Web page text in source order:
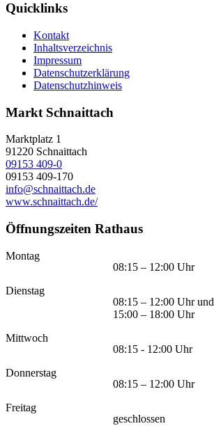
Quicklinks
Kontakt
Inhaltsverzeichnis
Impressum
Datenschutzerklärung
Datenschutzhinweis
Markt Schnaittach
Marktplatz 1
91220 Schnaittach
09153 409-0
09153 409-170
info@schnaittach.de
www.schnaittach.de/
Öffnungszeiten Rathaus
Montag
08:15 – 12:00 Uhr
Dienstag
08:15 – 12:00 Uhr und
15:00 – 18:00 Uhr
Mittwoch
08:15 - 12:00 Uhr
Donnerstag
08:15 – 12:00 Uhr
Freitag
geschlossen